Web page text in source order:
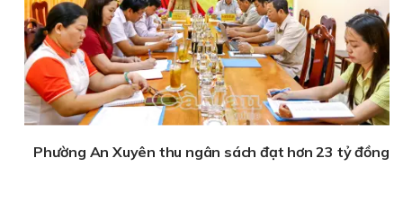
Phường An Xuyên thu ngân sách đạt hơn 23 tỷ đồng